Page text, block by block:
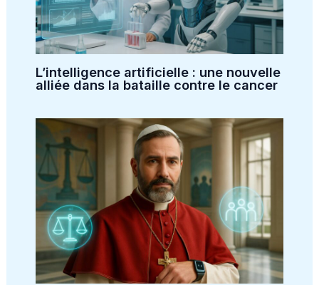
L’intelligence artificielle : une nouvelle
alliée dans la bataille contre le cancer